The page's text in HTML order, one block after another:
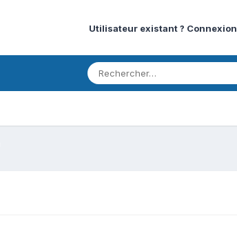
Utilisateur existant ? Connexion